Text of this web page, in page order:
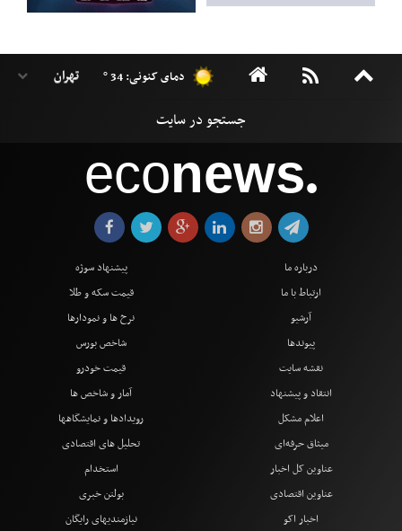
دمای کنونی: 34 °
econews●
درباره ما
ارتباط با ما
آرشیو
پیوندها
نقشه سایت
انتقاد و پیشنهاد
اعلام مشکل
میثاق حرفه‌ای
پیشنهاد سوژه
قیمت سکه و طلا
نرخ ها و نمودارها
شاخص بورس
قیمت خودرو
آمار و شاخص ها
رویدادها و نمایشگاهها
تحلیل های اقتصادی
عناوین کل اخبار
عناوین اقتصادی
اخبار اکو
استخدام
بولتن خبری
نیازمندیهای رایگان